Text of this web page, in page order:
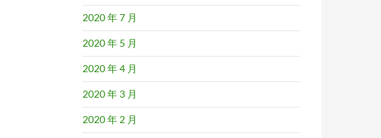
2020 年 7 月
2020 年 5 月
2020 年 4 月
2020 年 3 月
2020 年 2 月